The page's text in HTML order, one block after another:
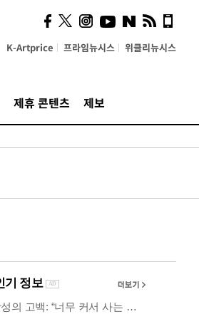
K-Artprice 프라임뉴시스 위클리뉴시스
제휴 콘텐츠 제보
시, 스마트폰 액세서리에
NFC 더했다